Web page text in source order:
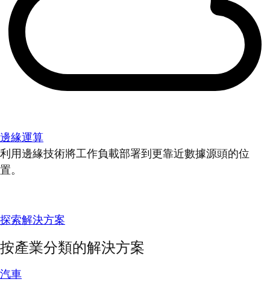
邊緣運算
利用邊緣技術將工作負載部署到更靠近數據源頭的位
置。
探索解決方案
按產業分類的解決方案
汽車